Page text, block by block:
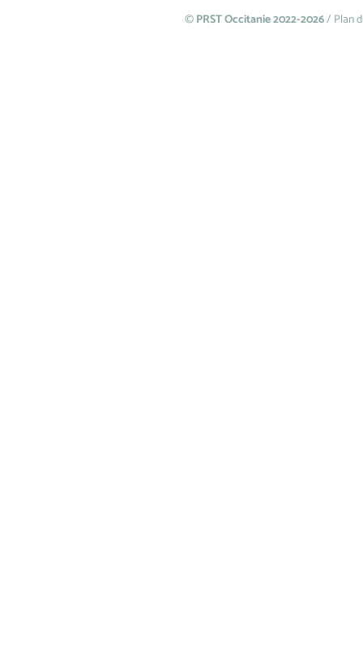
©PRST Occitanie 2022-2026/Plan